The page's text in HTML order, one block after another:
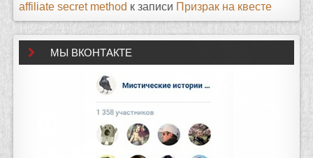
affiliate secret method к записи Призрак на квесте
МЫ ВКОНТАКТЕ